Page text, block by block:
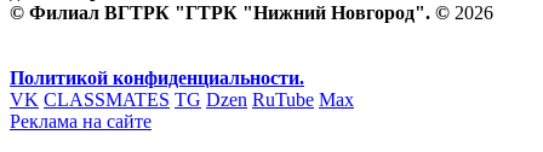
© Филиал ВГТРК "ГТРК "Нижний Новгород". © 2026
Политикой конфиденциальности.
VK CLASSMATES TG Dzen RuTube Max
Реклама на сайте